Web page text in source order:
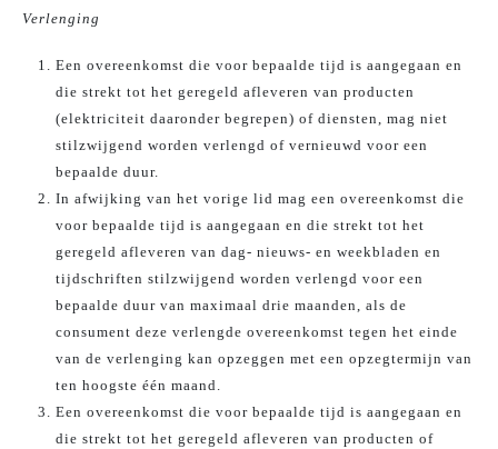
Verlenging
Een overeenkomst die voor bepaalde tijd is aangegaan en
die strekt tot het geregeld afleveren van producten
(elektriciteit daaronder begrepen) of diensten, mag niet
stilzwijgend worden verlengd of vernieuwd voor een
bepaalde duur.
In afwijking van het vorige lid mag een overeenkomst die
voor bepaalde tijd is aangegaan en die strekt tot het
geregeld afleveren van dag- nieuws- en weekbladen en
tijdschriften stilzwijgend worden verlengd voor een
bepaalde duur van maximaal drie maanden, als de
consument deze verlengde overeenkomst tegen het einde
van de verlenging kan opzeggen met een opzegtermijn van
ten hoogste één maand.
Een overeenkomst die voor bepaalde tijd is aangegaan en
die strekt tot het geregeld afleveren van producten of